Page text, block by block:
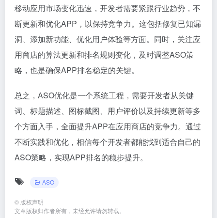
移动应用市场变化迅速，开发者需要紧跟行业趋势，不
断更新和优化APP，以保持竞争力。这包括修复已知漏
洞、添加新功能、优化用户体验等方面。同时，关注应
用商店的算法更新和排名规则变化，及时调整ASO策
略，也是确保APP排名稳定的关键。
总之，ASO优化是一个系统工程，需要开发者从关键
词、标题描述、图标截图、用户评价以及持续更新等多
个方面入手，全面提升APP在应用商店的竞争力。通过
不断实践和优化，相信每个开发者都能找到适合自己的
ASO策略，实现APP排名的稳步提升。
ASO
© 版权声明
文章版权归作者所有，未经允许请勿转载。